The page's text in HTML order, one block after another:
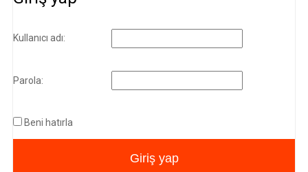
Kullanıcı adı:
Parola:
Beni hatırla
Giriş yap